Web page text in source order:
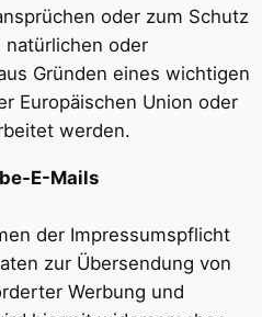
oder zum Schutz
natürlichen oder
Gründen eines wichtigen
Europäischen Union oder
werden.
E-Mails
der Impressumspflicht
zur Übersendung von
Werbung und